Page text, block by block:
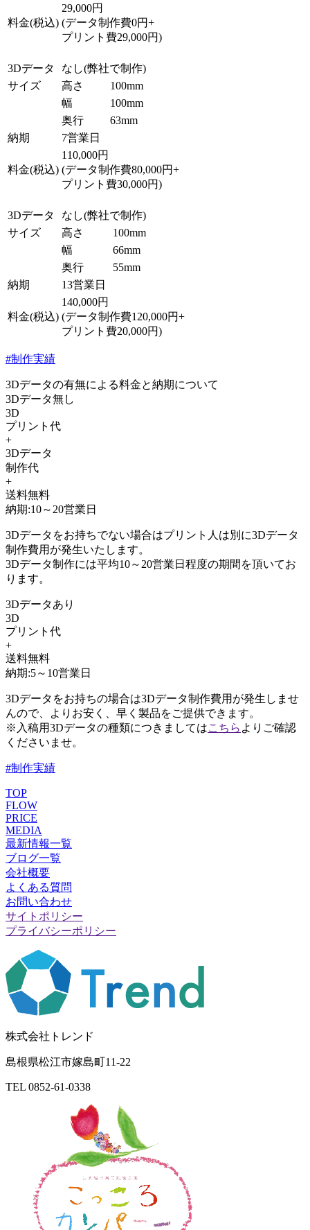
料金(税込)
29,000円
(データ制作費0円+
プリント費29,000円)
3Dデータ
なし(弊社で制作)
サイズ
高さ
100mm
幅
100mm
奥行
63mm
納期
7営業日
料金(税込)
110,000円
(データ制作費80,000円+
プリント費30,000円)
3Dデータ
なし(弊社で制作)
サイズ
高さ
100mm
幅
66mm
奥行
55mm
納期
13営業日
料金(税込)
140,000円
(データ制作費120,000円+
プリント費20,000円)
#制作実績
3Dデータの有無による料金と納期について
3Dデータ無し
3D
プリント代
+
3Dデータ
制作代
+
送料無料
納期:10～20営業日
3Dデータをお持ちでない場合はプリント人は別に3Dデータ
制作費用が発生いたします。
3Dデータ制作には平均10～20営業日程度の期間を頂いてお
ります。
3Dデータあり
3D
プリント代
+
送料無料
納期:5～10営業日
3Dデータをお持ちの場合は3Dデータ制作費用が発生しませ
んので、よりお安く、早く製品をご提供できます。
※入稿用3Dデータの種類につきましてはこちら よりご確認
くださいませ。
#制作実績
TOP
FLOW
PRICE
MEDIA
最新情報一覧
ブログ一覧
会社概要
よくある質問
お問い合わせ
サイトポリシー
プライバシーポリシー
株式会社トレンド
島根県松江市嫁島町11-22
TEL 0852-61-0338